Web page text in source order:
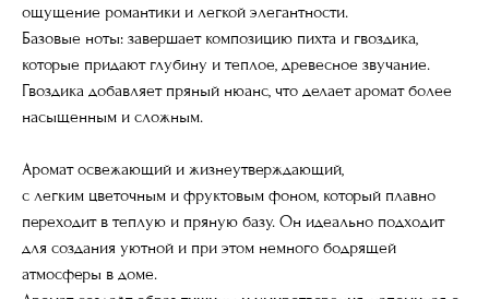
ощущение романтики и легкой элегантности.
Базовые ноты: завершает композицию пихта и гвоздика,
которые придают глубину и теплое, древесное звучание.
Гвоздика добавляет пряный нюанс, что делает аромат более
насыщенным и сложным.
Аромат освежающий и жизнеутверждающий,
с легким цветочным и фруктовым фоном, который плавно
переходит в теплую и пряную базу. Он идеально подходит
для создания уютной и при этом немного бодрящей
атмосферы в доме.